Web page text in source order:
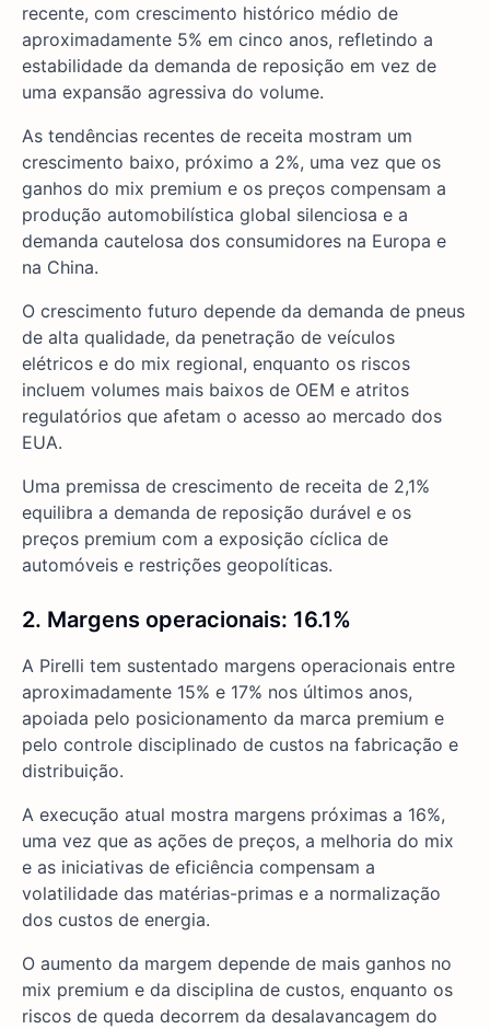
recente, com crescimento histórico médio de
aproximadamente 5% em cinco anos, refletindo a
estabilidade da demanda de reposição em vez de
uma expansão agressiva do volume.
As tendências recentes de receita mostram um
crescimento baixo, próximo a 2%, uma vez que os
ganhos do mix premium e os preços compensam a
produção automobilística global silenciosa e a
demanda cautelosa dos consumidores na Europa e
na China.
O crescimento futuro depende da demanda de pneus
de alta qualidade, da penetração de veículos
elétricos e do mix regional, enquanto os riscos
incluem volumes mais baixos de OEM e atritos
regulatórios que afetam o acesso ao mercado dos
EUA.
Uma premissa de crescimento de receita de 2,1%
equilibra a demanda de reposição durável e os
preços premium com a exposição cíclica de
automóveis e restrições geopolíticas.
2. Margens operacionais: 16.1%
A Pirelli tem sustentado margens operacionais entre
aproximadamente 15% e 17% nos últimos anos,
apoiada pelo posicionamento da marca premium e
pelo controle disciplinado de custos na fabricação e
distribuição.
A execução atual mostra margens próximas a 16%,
uma vez que as ações de preços, a melhoria do mix
e as iniciativas de eficiência compensam a
volatilidade das matérias-primas e a normalização
dos custos de energia.
O aumento da margem depende de mais ganhos no
mix premium e da disciplina de custos, enquanto os
riscos de queda decorrem da desalavancagem do